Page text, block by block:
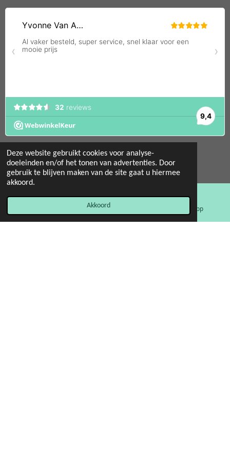
Deze website gebruikt cookies voor analyse-
doeleinden en/of het tonen van advertenties. Door
gebruik te blijven maken van de site gaat u hiermee
akkoord.
Akkoord
© 2022 - 2026 Mint 11 giftstore
Powered byJouwWeb
Facebook WhatsApp